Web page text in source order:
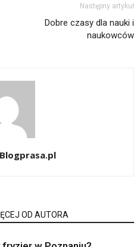
Następny artykuł
Dobre czasy dla nauki i
naukowców
OD AUTORA